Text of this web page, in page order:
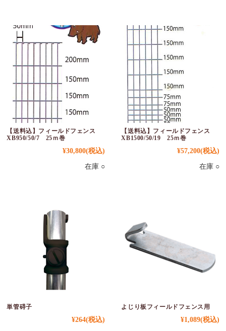
【送料込】フィールドフェンス
XB950/50/7 25ｍ巻
¥30,800(税込)
在庫 ○
【送料込】フィールドフェンス
XB1500/50/19 25ｍ巻
¥57,200(税込)
在庫 ○
単管碍子
¥264(税込)
よじり板フィールドフェンス用
¥1,089(税込)